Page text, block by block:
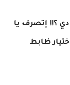
دي ؟!! إتصرف يا
ظابط